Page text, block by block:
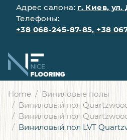
Адрес салона: г. Киев, ул.
Телефоны:
+38 068-245-87-85, +38
Home
Виниловые полы
Виниловый пол
Виниловый пол
Виниловый пол LVT